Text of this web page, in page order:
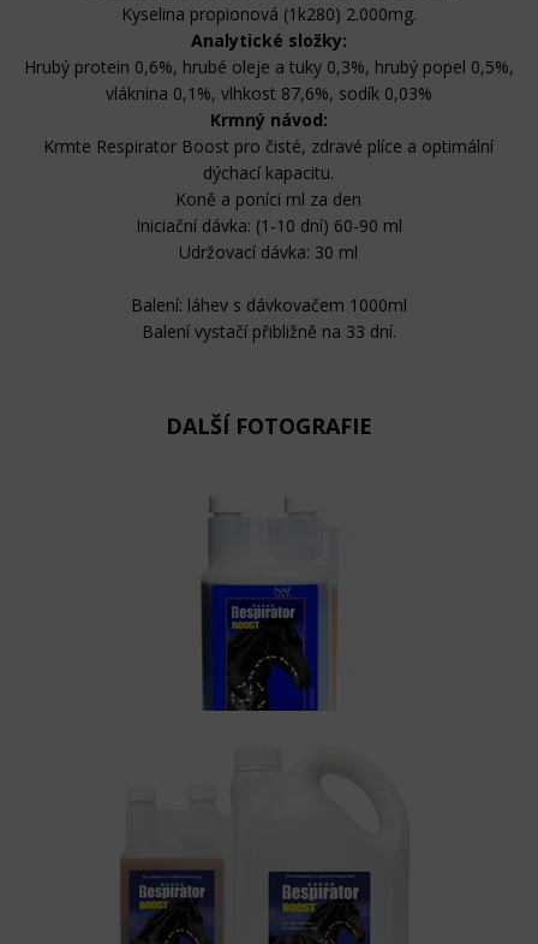
Kyselina propionová (1k280) 2.000mg.
Analytické složky:
Hrubý protein 0,6%, hrubé oleje a tuky 0,3%, hrubý popel 0,5%,
vláknina 0,1%, vlhkost 87,6%, sodík 0,03%
Krmný návod:
Krmte Respirator Boost pro čisté, zdravé plíce a optimální
dýchací kapacitu.
Koně a poníci ml za den
Iniciační dávka: (1-10 dní) 60-90 ml
Udržovací dávka: 30 ml
Balení: láhev s dávkovačem 1000ml
Balení vystačí přibližně na 33 dní.
DALŠÍ FOTOGRAFIE